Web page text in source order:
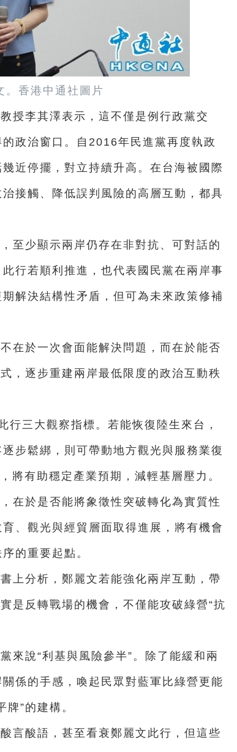
。香港中通社圖片
授李其澤表示，這不僅是例行政黨交
政治窗口。自2016年民進黨再度執政
近停擺，對立持續升高。在台海被國際
接觸、降低誤判風險的高層互動，都具
至少顯示兩岸仍存在非對抗、可對話的
行若順利推進，也代表國民黨在兩岸事
解決結構性矛盾，但可為未來政策修補
在於一次會面能解決問題，而在於能否
，逐步重建兩岸最低限度的政治互動秩
三大觀察指標。若能恢復陸生來台，
步鬆綁，則可帶動地方觀光與服務業復
將有助穩定產業預期，減輕基層壓力。
在於是否能將象徵性突破轉化為實質性
、觀光與經貿層面取得進展，將有機會
的重要起點。
上分析，鄭麗文若能強化兩岸互動，帶
是反轉戰場的機會，不僅能攻破綠營“抗
來說“利基與風險參半”。除了能緩和兩
係的手感，喚起民眾對藍軍比綠營更能
”的建構。
言酸語，甚至看衰鄭麗文此行，但這些